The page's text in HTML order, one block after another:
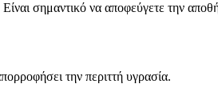
σημαντικό να αποφεύγετε την
την περιττή υγρασία.